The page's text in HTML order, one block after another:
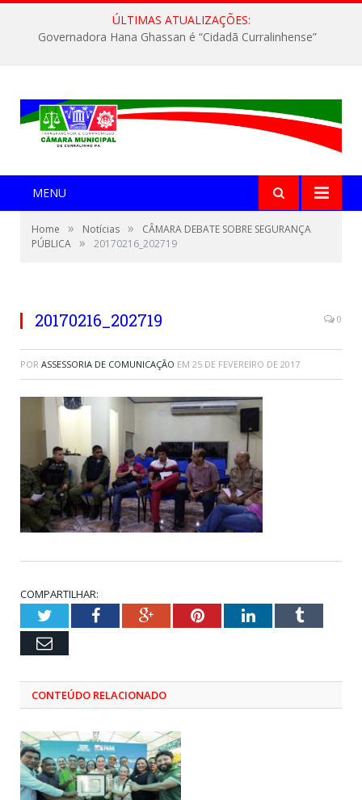
ÚLTIMAS ATUALIZAÇÕES:
Governadora Hana Ghassan é “Cidadã Curralinhense”
MENU
Home » Notícias »
CÂMARA DEBATE SOBRE SEGURANÇA
PÚBLICA » 20170216_202719
20170216_202719 0
POR ASSESSORIA DE COMUNICAÇÃO EM 25 DE FEVEREIRO DE 2017
COMPARTILHAR:
TwitterFacebookGoogle+PinterestLinkedInTumblr
Email
CONTEÚDO RELACIONADO